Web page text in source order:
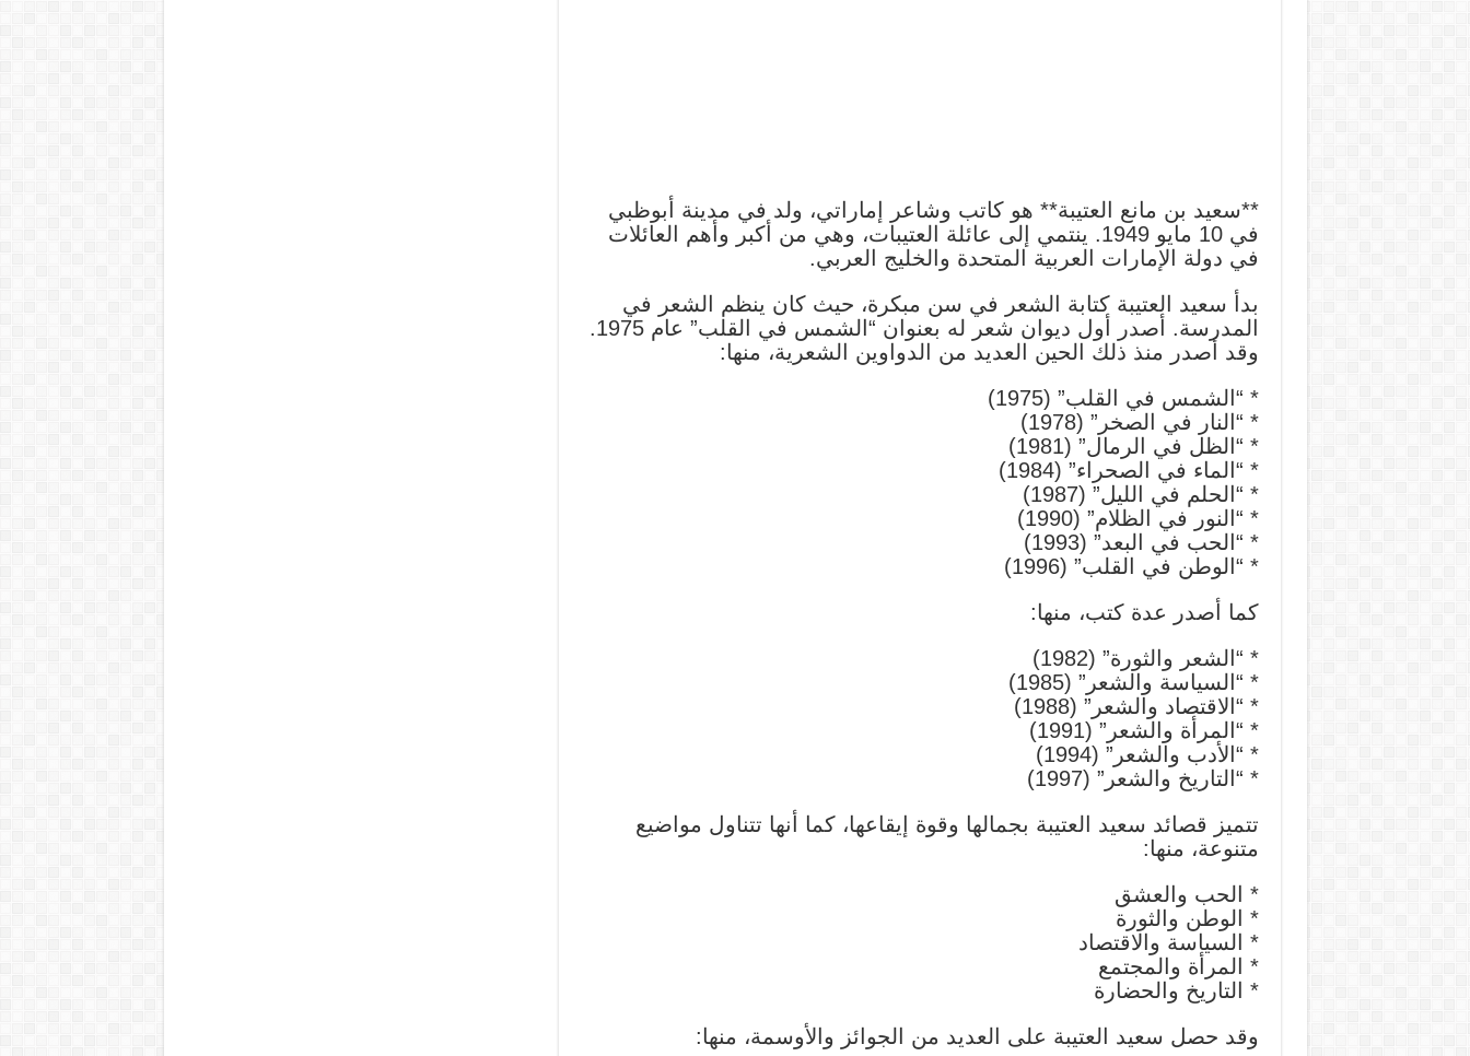
**سعيد بن مانع العتيبة** هو كاتب وشاعر إماراتي، ولد في مدينة أبوظبي
في 10 مايو 1949. ينتمي إلى عائلة العتيبات، وهي من أكبر وأهم العائلات
في دولة الإمارات العربية المتحدة والخليج العربي.
بدأ سعيد العتيبة كتابة الشعر في سن مبكرة، حيث كان ينظم الشعر في
المدرسة. أصدر أول ديوان شعر له بعنوان “الشمس في القلب” عام 1975.
وقد أصدر منذ ذلك الحين العديد من الدواوين الشعرية، منها:
* “الشمس في القلب” (1975)
* “النار في الصخر” (1978)
* “الظل في الرمال” (1981)
* “الماء في الصحراء” (1984)
* “الحلم في الليل” (1987)
* “النور في الظلام” (1990)
* “الحب في البعد” (1993)
* “الوطن في القلب” (1996)
كما أصدر عدة كتب، منها:
* “الشعر والثورة” (1982)
* “السياسة والشعر” (1985)
* “الاقتصاد والشعر” (1988)
* “المرأة والشعر” (1991)
* “الأدب والشعر” (1994)
* “التاريخ والشعر” (1997)
تتميز قصائد سعيد العتيبة بجمالها وقوة إيقاعها، كما أنها تتناول مواضيع
متنوعة، منها:
* الحب والعشق
* الوطن والثورة
* السياسة والاقتصاد
* المرأة والمجتمع
* التاريخ والحضارة
وقد حصل سعيد العتيبة على العديد من الجوائز والأوسمة، منها: